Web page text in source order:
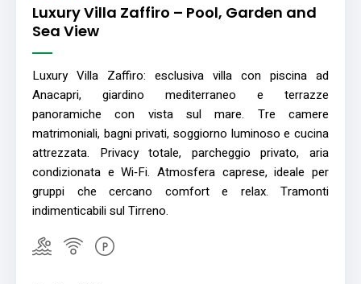
Luxury Villa Zaffiro – Pool, Garden and
Sea View
Luxury Villa Zaffiro: esclusiva villa con piscina ad
Anacapri, giardino mediterraneo e terrazze
panoramiche con vista sul mare. Tre camere
matrimoniali, bagni privati, soggiorno luminoso e cucina
attrezzata. Privacy totale, parcheggio privato, aria
condizionata e Wi‑Fi. Atmosfera caprese, ideale per
gruppi che cercano comfort e relax. Tramonti
indimenticabili sul Tirreno.